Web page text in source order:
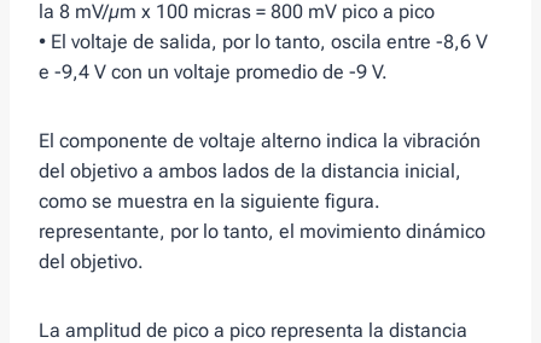
la 8 mV/µm x 100 micras = 800 mV pico a pico
• El voltaje de salida, por lo tanto, oscila entre -8,6 V
e -9,4 V con un voltaje promedio de -9 V.
El componente de voltaje alterno indica la vibración
del objetivo a ambos lados de la distancia inicial,
como se muestra en la siguiente figura.
representante, por lo tanto, el movimiento dinámico
del objetivo.
La amplitud de pico a pico representa la distancia